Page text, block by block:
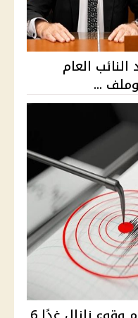
تناشد النائب العام
...